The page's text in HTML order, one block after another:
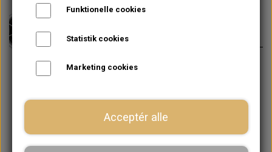
6.096,00 kr.
Komplet aluminiums hjulsæt (4
montering
Bredde 4.5"
Funktionelle cookies
Statistik cookies
Marketing cookies
Acceptér alle